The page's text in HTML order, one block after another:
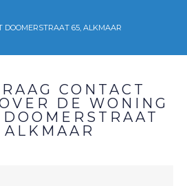
DOOMERSTRAAT 65, ALKMAAR
CONTACT
DE WONING